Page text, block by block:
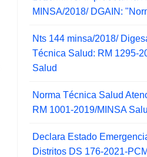
MINSA/2018/ DGAIN:
Nts 144 minsa/2018/
Técnica Salud: RM 1295-
Salud
Norma Técnica Salud
RM 1001-2019/MINSA
Declara Estado
Distritos DS 176-2021-